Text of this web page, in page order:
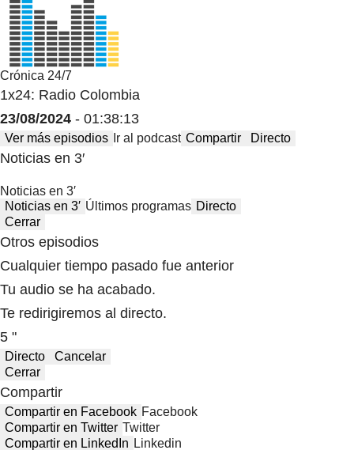
Crónica 24/7
1x24: Radio Colombia
23/08/2024 - 01:38:13
Ver más episodios Ir al podcast Compartir Directo
Noticias en 3′
Noticias en 3′
Noticias en 3′ Últimos programas Directo
Cerrar
Otros episodios
Cualquier tiempo pasado fue anterior
Tu audio se ha acabado.
Te redirigiremos al directo.
5 "
Directo
Cancelar
Cerrar
Compartir
Compartir en Facebook Facebook
Compartir en Twitter Twitter
Compartir en LinkedIn Linkedin